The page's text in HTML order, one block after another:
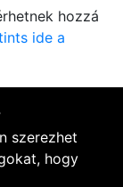
hozzá
ide a
szerezhet
hogy